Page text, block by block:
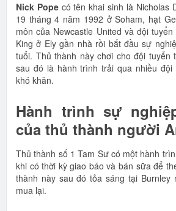
Nick Popecó tên khai sinh là Nicholas
19 tháng 4 năm 1992 ở Soham, hạt
môn của Newcastle United và đội
King ở Ely gần nhà rồi bắt đầu sự
tuổi. Thủ thành này chơi cho đội tuyển
sau đó là hành trình trải qua nhiều đội
khó khăn.
Hành trình sự
của thủ thành người
Thủ thành số 1 Tam Sư có một hành
khi có thời kỳ giao báo và bán sữa để
thành này sau đó tỏa sáng tại Burnley
mua lại.